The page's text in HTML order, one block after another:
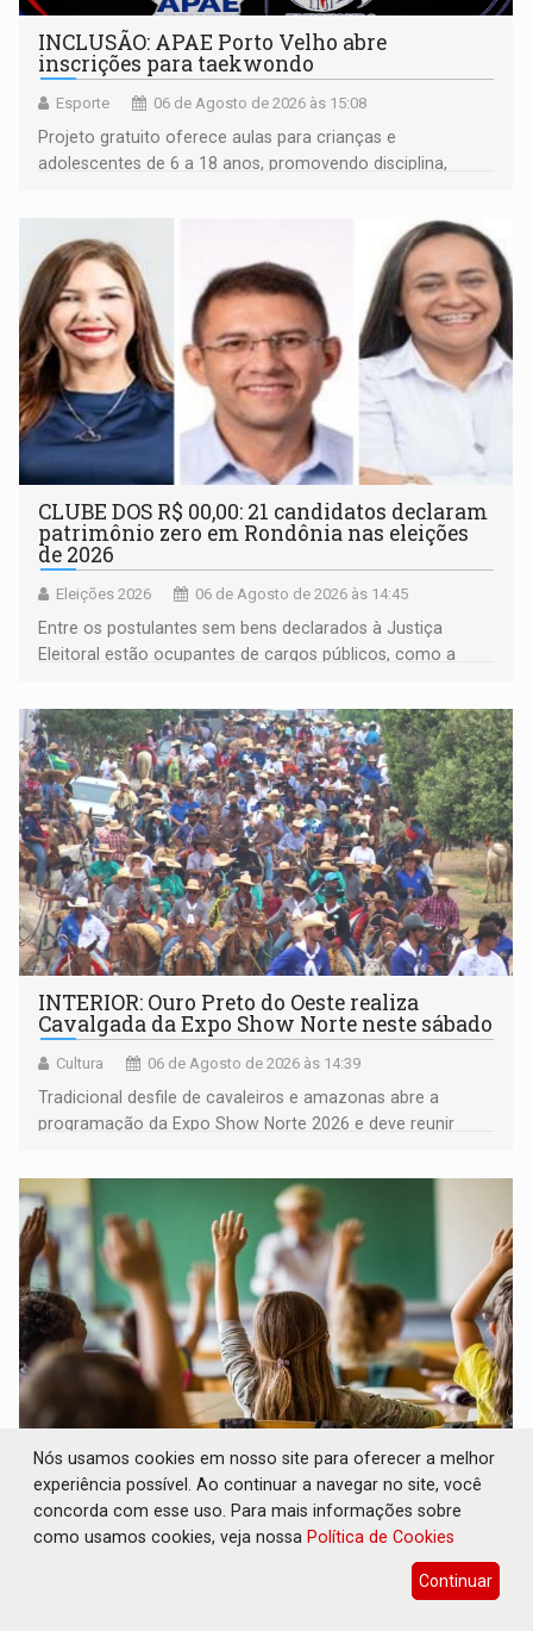
INCLUSÃO: APAE Porto Velho abre
inscrições para taekwondo
Esporte 06 de Agosto de 2026 às 15:08
Projeto gratuito oferece aulas para crianças e
adolescentes de 6 a 18 anos, promovendo disciplina,
CLUBE DOS R$ 00,00: 21 candidatos declaram
patrimônio zero em Rondônia nas eleições
de 2026
Eleições 2026 06 de Agosto de 2026 às 14:45
Entre os postulantes sem bens declarados à Justiça
Eleitoral estão ocupantes de cargos públicos, como a
Pedro Geovar (PP) e a vice-prefeita Magna dos Anjos
(NOVO)
INTERIOR: Ouro Preto do Oeste realiza
Cavalgada da Expo Show Norte neste sábado
Cultura 06 de Agosto de 2026 às 14:39
Tradicional desfile de cavaleiros e amazonas abre a
programação da Expo Show Norte 2026 e deve reunir
DESENVOLVIMENTO: Ideb avança nos anos
iniciais do ensino fundamental em
Rondônia
Indicadores de 2025 crescem nos anos iniciais do ensino
Nós usamos cookies em nosso site para oferecer a melhor
experiência possível. Ao continuar a navegar no site, você
concorda com esse uso. Para mais informações sobre
como usamos cookies, veja nossa Política de Cookies
Continuar